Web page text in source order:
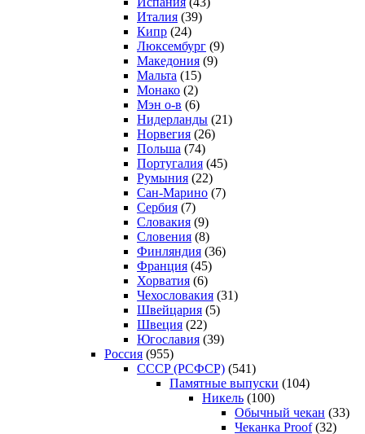
Италия (39)
Кипр (24)
Люксембург (9)
Македония (9)
Мальта (15)
Монако (2)
Мэн о-в (6)
Нидерланды (21)
Норвегия (26)
Польша (74)
Португалия (45)
Румыния (22)
Сан-Марино (7)
Сербия (7)
Словакия (9)
Словения (8)
Финляндия (36)
Франция (45)
Хорватия (6)
Чехословакия (31)
Швейцария (5)
Швеция (22)
Югославия (39)
Россия (955)
CCCP (РСФСР) (541)
Памятные выпуски (104)
Никель (100)
Обычный чекан (33)
Чеканка Proof(32)